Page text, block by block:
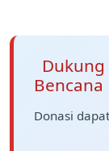
Bencana
Donasi